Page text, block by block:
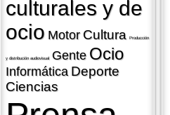
culturales y de
ocio Motor Cultura Producción
y distribución audiovisual Gente Ocio
Informática Deporte
Ciencias